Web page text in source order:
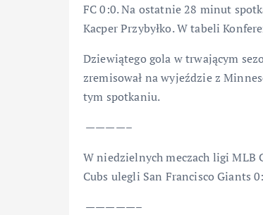
FC 0:0. Na ostatnie 28 minut
Kacper Przybyłko. W tabeli
Dziewiątego gola w trwającym
zremisował na wyjeździe z
tym spotkaniu.
————–
W niedzielnych meczach ligi MLB
Cubs ulegli San Francisco Giants
—————–